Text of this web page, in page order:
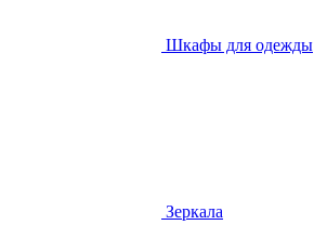
Шкафы для одежды
Зеркала